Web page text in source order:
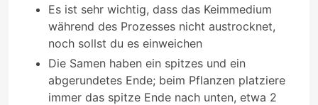
Es ist sehr wichtig, dass das Keimmedium
während des Prozesses nicht austrocknet,
noch sollst du es einweichen
Die Samen haben ein spitzes und ein
abgerundetes Ende; beim Pflanzen platziere
immer das spitze Ende nach unten, etwa 2